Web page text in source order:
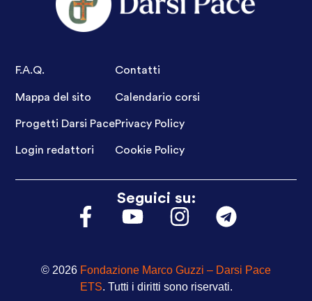
F.A.Q.
Mappa del sito
Progetti Darsi Pace
Login redattori
Contatti
Calendario corsi
Privacy Policy
Cookie Policy
Seguici su:
© 2026 Fondazione Marco Guzzi – Darsi Pace
ETS. Tutti i diritti sono riservati.